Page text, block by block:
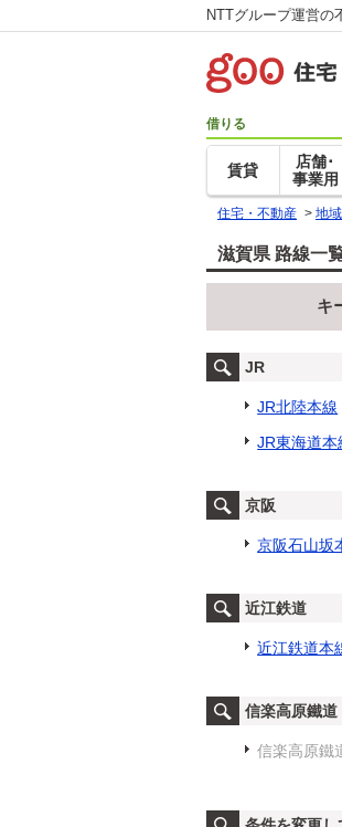
NTTグループ運営の
借りる
賃貸
店舗･
事業用
住宅・不動産 > 地
滋賀県 路線一
キ
JR
JR北陸本線
JR東海道
京阪
京阪石山坂
近江鉄道
近江鉄道本
信楽高原鐵道
信楽高原鐵